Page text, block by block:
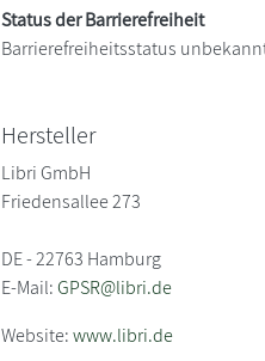
Status der Barrierefreiheit
Barrierefreiheitsstatus
Hersteller
Libri GmbH
Friedensallee 273
DE - 22763 Hamburg
E-Mail:GPSR@libri.de
Website:www.libri.de